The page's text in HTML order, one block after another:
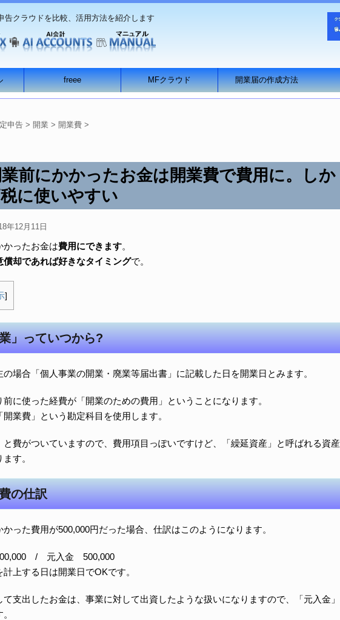
告クラウドを比較、活用方法を紹介します
freee MFクラウド 開業届の作成方法
申告 > 開業 > 開業費 >
前にかかったお金は開業費で費用に。しか
に使いやすい
年12月11日
かったお金は費用にできます。
償却であれば好きなタイミングで。
]
」っていつから?
の場合「個人事業の開業・廃業等届出書」に記載した日を開業日とみます。
前に使った経費が「開業のための費用」ということになります。
業費」という勘定科目を使用します。
と費がついていますので、費用項目っぽいですけど、「繰延資産」と呼ばれる資産
す。
の仕訳
かった費用が500,000円だった場合、仕訳はこのようになります。
/ 元入金 500,000
上する日は開業日でOKです。
て支出したお金は、事業に対して出資したような扱いになりますので、「元入金」